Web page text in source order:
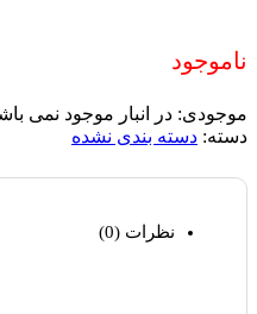
ناموجود
موجودی: در انبار موجود نمی
دسته: دسته بندی نشده
نظرات (0)